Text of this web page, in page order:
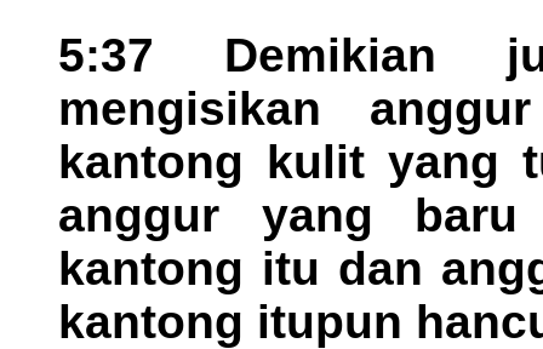
5:37 Demikian
mengisikan
kantong kulit yang
anggur yang
kantong itu dan
kantong itupun